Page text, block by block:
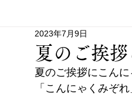
夏のご挨
2023年7月9日
夏のご挨拶にこん
「こんにゃくみぞ